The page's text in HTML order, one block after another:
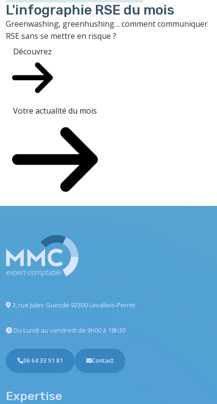
L'infographie RSE du mois
Greenwashing, greenhushing… comment communiquer
RSE sans se mettre en risque ?
Découvrez
Votre actualité du mois
3, rue Jules Guesde 92300 Levallois-Perret
Du Lundi au vendredi de 9h00 à 18h30
06 64 33 91 81 Contact
Expertise